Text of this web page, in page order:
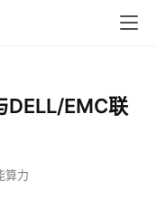
EMC联
算力